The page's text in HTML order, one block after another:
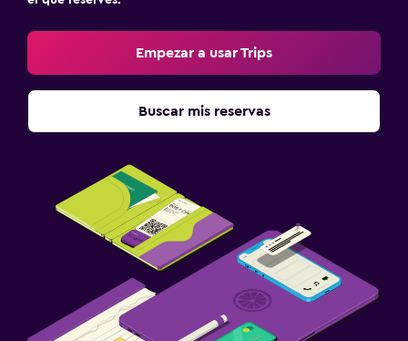
Empezar a usar Trips
Buscar mis reservas